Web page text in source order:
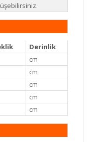
Derinlik
cm
cm
cm
cm
cm